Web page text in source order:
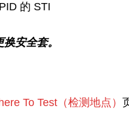
的 STI
安全套。
To Test（检测地点）